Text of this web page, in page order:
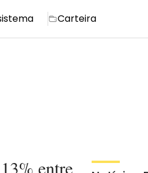
Carteira
entre